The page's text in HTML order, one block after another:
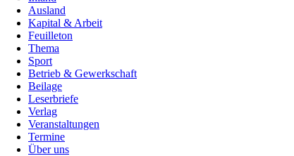
Ausland
Kapital & Arbeit
Feuilleton
Thema
Sport
Betrieb & Gewerkschaft
Beilage
Leserbriefe
Verlag
Veranstaltungen
Termine
Über uns